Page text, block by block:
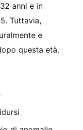
anni e in
Tuttavia,
e
questa età.